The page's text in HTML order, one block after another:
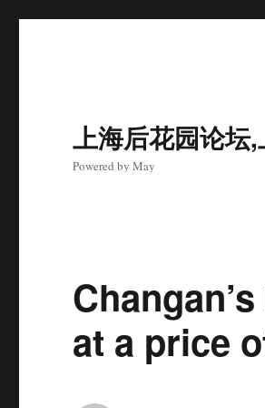
上海后花园论坛
Powered by May
at a price